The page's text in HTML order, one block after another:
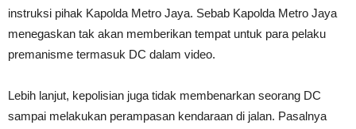
instruksi pihak Kapolda Metro Jaya. Sebab Kapolda Metro Jaya
menegaskan tak akan memberikan tempat untuk para pelaku
premanisme termasuk DC dalam video.
Lebih lanjut, kepolisian juga tidak membenarkan seorang DC
sampai melakukan perampasan kendaraan di jalan. Pasalnya